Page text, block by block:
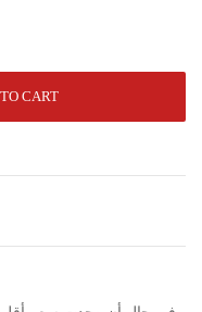
CART